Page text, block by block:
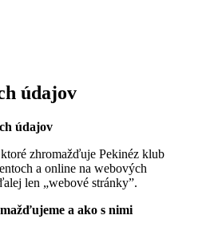
údajov
údajov
zhromažďuje Pekinéz klub
a online na webových
len „webové stránky”.
a ako s nimi